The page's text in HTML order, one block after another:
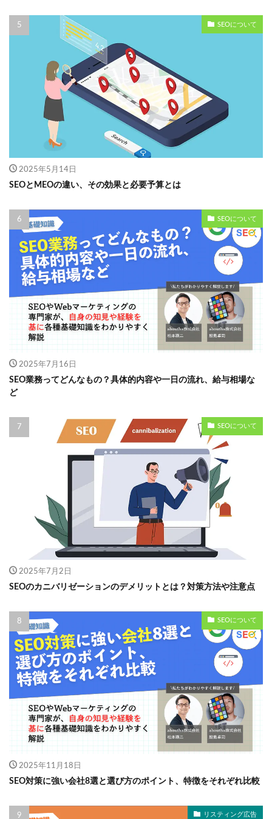
SEOについて
2025年5月14日
SEOとMEOの違い、その効果と必要予算とは
SEOについて
2025年7月16日
SEO業務ってどんなもの？具体的内容や一日の流れ、給与相場な
ど
SEOについて
2025年7月2日
SEOのカニバリゼーションのデメリットとは？対策方法や注意点
SEOについて
2025年11月18日
SEO対策に強い会社8選と選び方のポイント、特徴をそれぞれ比較
リスティング広告